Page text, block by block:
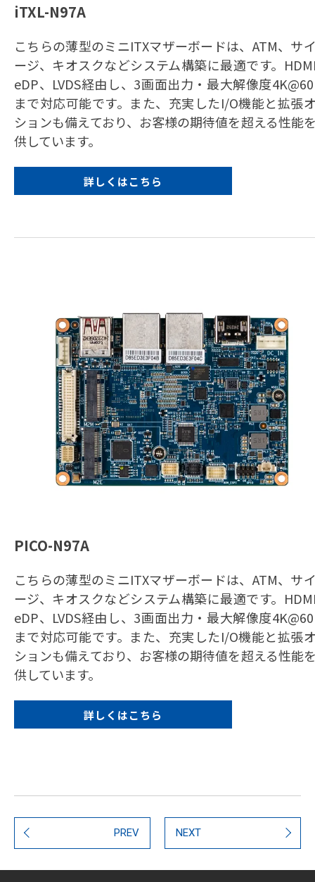
iTXL-N97A
こちらの薄型のミニITXマザーボードは、ATM、サ
ージ、キオスクなどシステム構築に最適です。
eDP、LVDS経由し、3画面出力・最大解像度
まで対応可能です。また、充実したI/O機能と拡張
ションも備えており、お客様の期待値を超える性能
供しています。
詳しくはこちら
PICO-N97A
こちらの薄型のミニITXマザーボードは、ATM、サ
ージ、キオスクなどシステム構築に最適です。
eDP、LVDS経由し、3画面出力・最大解像度
まで対応可能です。また、充実したI/O機能と拡張
ションも備えており、お客様の期待値を超える性能
供しています。
詳しくはこちら
PREV NEXT